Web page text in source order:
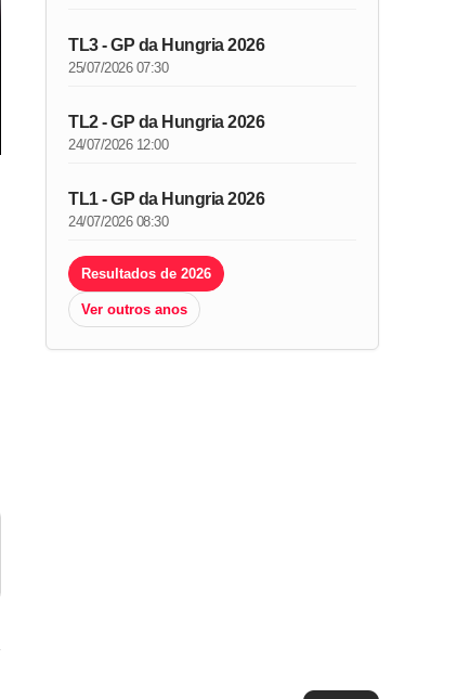
TL3 - GP da Hungria 2026
25/07/2026 07:30
TL2 - GP da Hungria 2026
24/07/2026 12:00
TL1 - GP da Hungria 2026
24/07/2026 08:30
Resultados de 2026
Ver outros anos